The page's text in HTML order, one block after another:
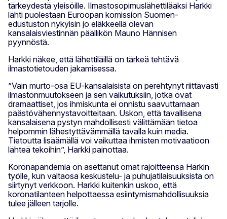
tärkeydestä yleisöille. Ilmastosopimuslähettilääksi Harkki
lähti puolestaan Euroopan komission Suomen-
edustuston nykyisin jo eläkkeellä olevan
kansalaisviestinnän päällikön Mauno Hännisen
pyynnöstä.
Harkki näkee, että lähettiläillä on tärkeä tehtävä
ilmastotietouden jakamisessa.
”Vain murto-osa EU-kansalaisista on perehtynyt riittävästi
ilmastonmuutokseen ja sen vaikutuksiin, jotka ovat
dramaattiset, jos ihmiskunta ei onnistu saavuttamaan
päästövähennystavoitteitaan. Uskon, että tavallisena
kansalaisena pystyn mahdollisesti välittämään tietoa
helpommin lähestyttävämmällä tavalla kuin media.
Tietoutta lisäämällä voi vaikuttaa ihmisten motivaatioon
lähteä tekoihin”, Harkki painottaa.
Koronapandemia on asettanut omat rajoitteensa Harkin
työlle, kun valtaosa keskustelu- ja puhujatilaisuuksista on
siirtynyt verkkoon. Harkki kuitenkin uskoo, että
koronatilanteen helpottaessa esiintymismahdollisuuksia
tulee jälleen tarjolle.